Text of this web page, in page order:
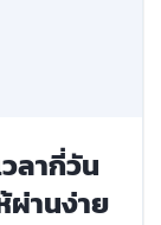
ลากี่วัน
ผ่านง่าย